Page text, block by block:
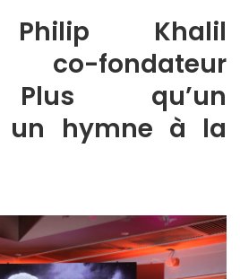
Khalil
co-fondateur
Plus qu’un
un hymne à la